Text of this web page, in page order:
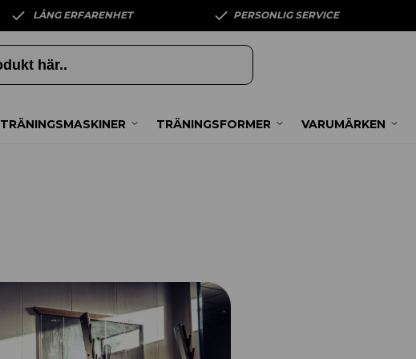
LÅNG ERFARENHET PERSONLIG SERVICE
TRÄNINGSMASKINER TRÄNINGSFORMER VARUMÄRKEN